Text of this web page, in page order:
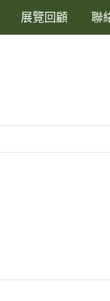
展覽回顧 聯